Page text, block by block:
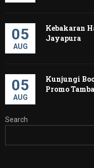
05
AUG
Kebakaran
Jayapura
05
AUG
Kunjungi
Promo
Search